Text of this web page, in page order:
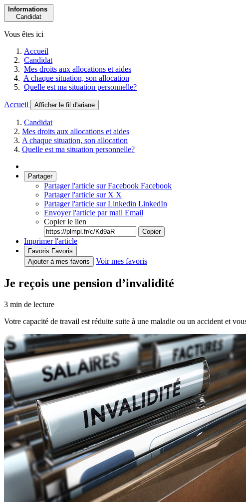
Informations
Candidat
Vous êtes ici
Accueil
Candidat
Mes droits aux allocations et aides
A chaque situation, son allocation
Quelle est ma situation personnelle?
Accueil Afficher le fil d'ariane
Candidat
Mes droits aux allocations et aides
A chaque situation, son allocation
Quelle est ma situation personnelle?
Partager
Partager l'article sur Facebook Facebook
Partager l'article sur X X
Partager l'article sur Linkedin LinkedIn
Envoyer l'article par mail Email
Copier le lien
Copier
Imprimer l'article
Favoris Favoris
Ajouter à mes favoris
Voir mes favoris
Je reçois une pension d’invalidité
3 min de lecture
Votre capacité de travail est réduite suite à une maladie ou un accident et